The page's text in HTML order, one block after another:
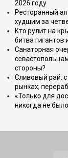
2026 году
Ресторанный
худшим за
Кто рулит на
битва гигантов
Санаторная
стороны?
Сливовый рай:
рынках,
«Только для
никогда не